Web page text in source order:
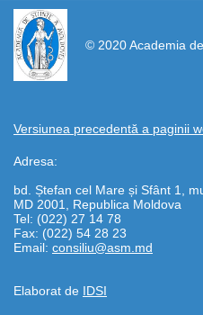
© 2020 Academia
Versiunea precedentă a paginii
Adresa:
bd. Ștefan cel Mare și Sfânt 1,
MD 2001, Republica Moldova
Tel: (022) 27 14 78
Fax: (022) 54 28 23
Email: consiliu@asm.md
Elaborat de IDSI
https://propletenie.ru/